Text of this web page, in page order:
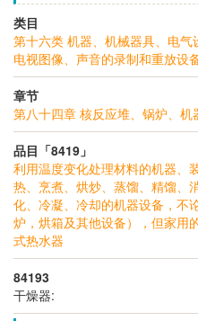
类目
第十六类 机器、机械器具、电气
电视图像、声音的录制和重放设
章节
第八十四章 核反应堆、锅炉、
品目「8419」
利用温度变化处理材料的机器、
热、烹煮、烘炒、蒸馏、精馏、
化、冷凝、冷却的机器设备，不
炉，烘箱及其他设备），但家用
式热水器
84193
干燥器: